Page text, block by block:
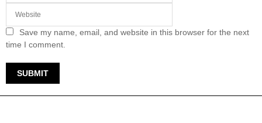
Save my name, email, and website in this browser for the next
time I comment.